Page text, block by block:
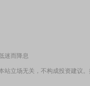
迷而降息
立场无关，不构成投资建议。